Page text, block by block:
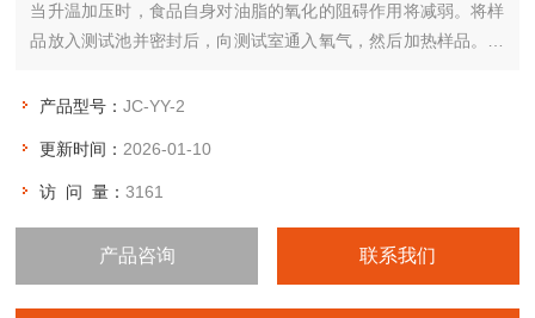
当升温加压时，食品自身对油脂的氧化的阻碍作用将减弱。将样
品放入测试池并密封后，向测试室通入氧气，然后加热样品。耗
定义的压降。该结果称为诱导期(IP)，即从测试开始到转折点之
产品型号：JC-YY-2
更新时间： 2026-01-10
访 问 量：3161
产品咨询 联系我们